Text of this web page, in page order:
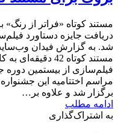
مستند کوتاه «فراتر از
دریافت جایزه دستاورد
شد. به گزارش فیدان
مستند کوتاه 42
فیلم‌سازی از بیستمین دوره
مراسم اختتامیه این
برگزار شد و علاوه بر…
ادامه مطلب
به اشتراک‌گذاری